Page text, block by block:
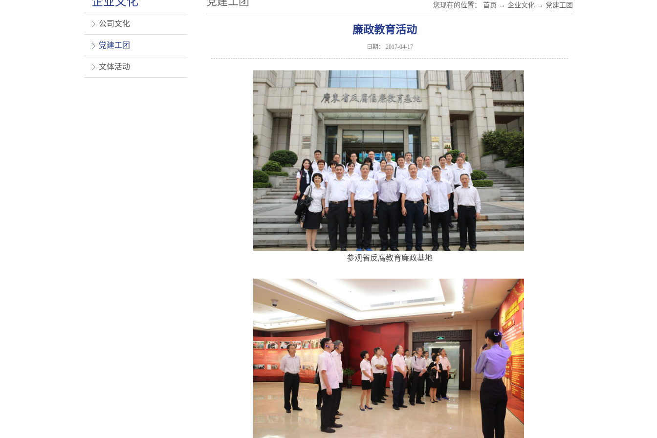
公司文化
党建工团
文体活动
您现在的位置： 首页 → 企业文化 → 党建工团
廉政教育活动
日期： 2017-04-17
参观省反腐教育廉政基地